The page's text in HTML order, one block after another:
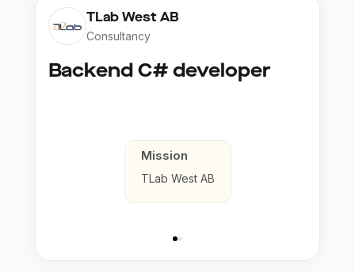
TLab West AB
Consultancy
Backend C# developer
Mission
TLab West AB